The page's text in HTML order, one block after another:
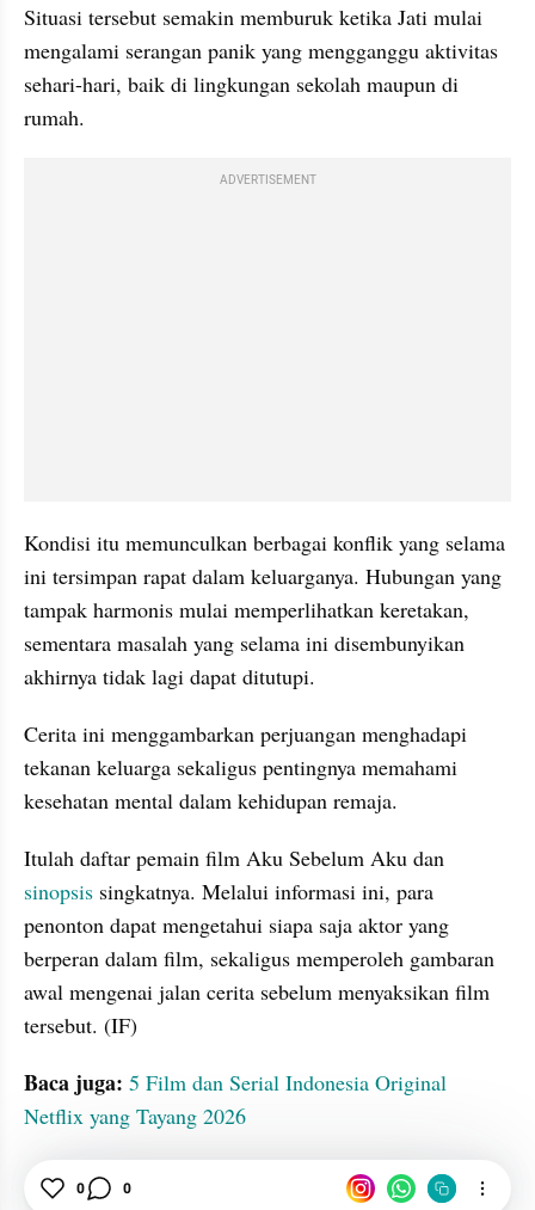
Situasi tersebut semakin memburuk ketika Jati mulai
mengalami serangan panik yang mengganggu aktivitas
sehari-hari, baik di lingkungan sekolah maupun di
rumah.
ADVERTISEMENT
Kondisi itu memunculkan berbagai konflik yang selama
ini tersimpan rapat dalam keluarganya. Hubungan yang
tampak harmonis mulai memperlihatkan keretakan,
sementara masalah yang selama ini disembunyikan
akhirnya tidak lagi dapat ditutupi.
Cerita ini menggambarkan perjuangan menghadapi
tekanan keluarga sekaligus pentingnya memahami
kesehatan mental dalam kehidupan remaja.
sinopsis singkatnya. Melalui informasi ini, para
penonton dapat mengetahui siapa saja aktor yang
berperan dalam film, sekaligus memperoleh gambaran
awal mengenai jalan cerita sebelum menyaksikan film
tersebut. (IF)
Baca juga: 5 Film dan Serial Indonesia Original
Netflix yang Tayang 2026
tatatax2 Sinopsis
0 0